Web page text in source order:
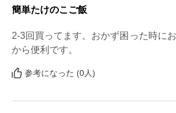
簡単たけのこご飯
2-3回買ってます。おかず困った時に
から便利です。
参考になった (0人)